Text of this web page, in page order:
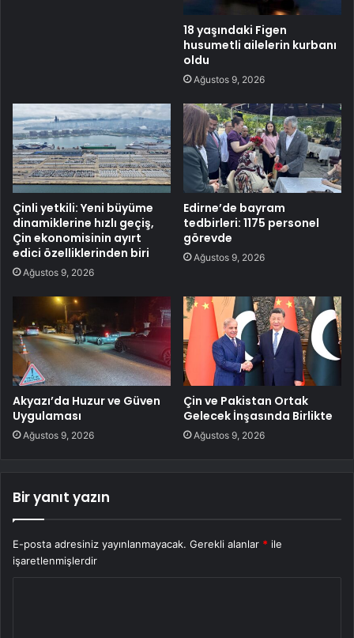
18 yaşındaki Figen
husumetli ailelerin kurbanı
oldu
Ağustos 9, 2026
Çinli yetkili: Yeni büyüme
dinamiklerine hızlı geçiş,
Çin ekonomisinin ayırt
edici özelliklerinden biri
Ağustos 9, 2026
Edirne’de bayram
tedbirleri: 1175 personel
görevde
Ağustos 9, 2026
Akyazı’da Huzur ve Güven
Uygulaması
Ağustos 9, 2026
Çin ve Pakistan Ortak
Gelecek İnşasında Birlikte
Ağustos 9, 2026
Bir yanıt yazın
E-posta adresiniz yayınlanmayacak. Gerekli alanlar * ile
işaretlenmişlerdir